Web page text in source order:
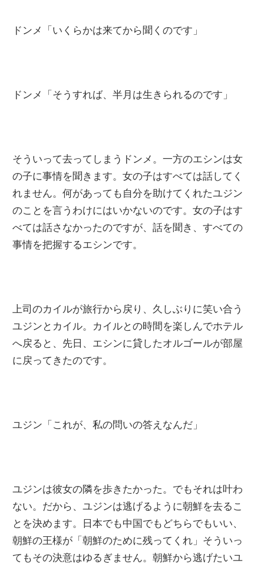
ドンメ「いくらかは来てから聞くのです」
ドンメ「そうすれば、半月は生きられるのです」
そういって去ってしまうドンメ。一方のエシンは女
の子に事情を聞きます。女の子はすべては話してく
れません。何があっても自分を助けてくれたユジン
のことを言うわけにはいかないのです。女の子はす
べては話さなかったのですが、話を聞き、すべての
事情を把握するエシンです。
上司のカイルが旅行から戻り、久しぶりに笑い合う
ユジンとカイル。カイルとの時間を楽しんでホテル
へ戻ると、先日、エシンに貸したオルゴールが部屋
に戻ってきたのです。
ユジン「これが、私の問いの答えなんだ」
ユジンは彼女の隣を歩きたかった。でもそれは叶わ
ない。だから、ユジンは逃げるように朝鮮を去るこ
とを決めます。日本でも中国でもどちらでもいい、
朝鮮の王様が「朝鮮のために残ってくれ」そういっ
てもその決意はゆるぎません。朝鮮から逃げたいユ